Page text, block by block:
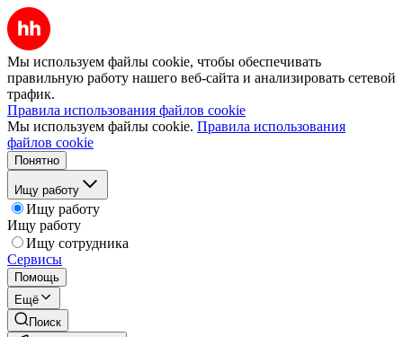
Мы используем файлы cookie, чтобы обеспечивать
правильную работу нашего веб-сайта и анализировать сетевой
трафик.
Правила использования файлов cookie
Мы используем файлы cookie. Правила использования
файлов cookie
Понятно
Ищу работу
Ищу работу
Ищу работу
Ищу сотрудника
Сервисы
Помощь
Ещё
Поиск